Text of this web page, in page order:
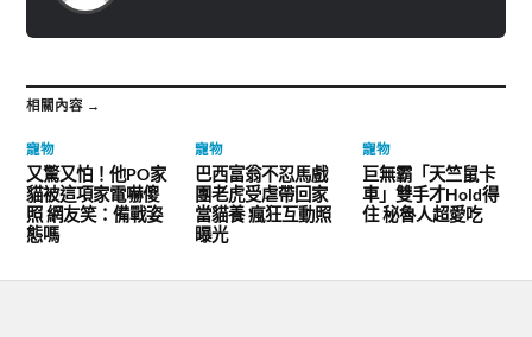
相關內容 →
寵物
又驚又怕！他PO家
貓被這項家電嚇傻
照 網友笑：備戰姿
態嗎
寵物
巴西富翁不忍馬戲
團老虎受虐帶回家
當貓養 瘋狂互動照
曝光
寵物
巨無霸「天竺鼠卡
車」雙手才Hold得
住 秘魯人超愛吃